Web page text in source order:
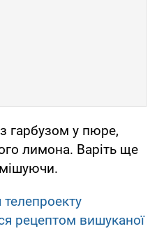
гарбузом у пюре,
лимона. Варіть ще
рецептом вишуканої